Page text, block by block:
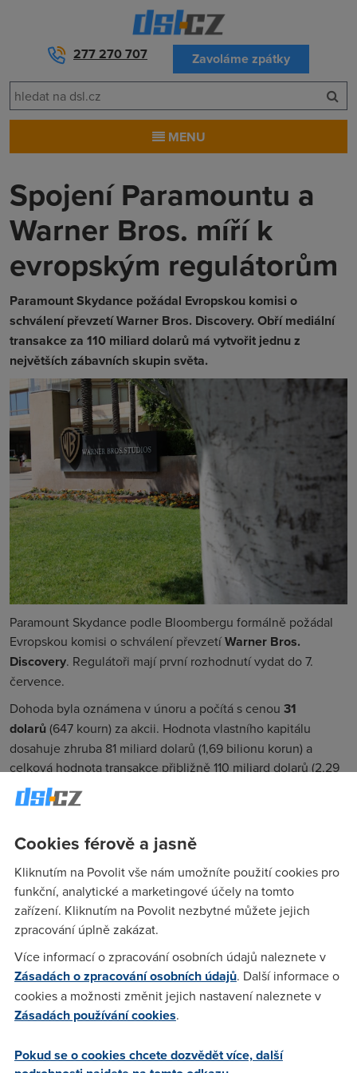
277 270 707 Zavoláme zpátky
MENU
Spojení Paramountu a
Warner Bros. míří k
evropským regulátorům
Paramount Skydance požádal Evropskou komisi o
schválení převzetí Warner Bros. Discovery. Obří mediální
transakce za 110 miliard dolarů má vytvořit jednu z
největších zábavních skupin světa.
Paramount Skydance podle Bloombergu formálně požádal
Evropskou komisi o schválení převzetíWarner Bros.
Discovery. Regulátoři mají první rozhodnutí vydat do 7.
července.
Dohoda byla oznámena v únoru a počítá s cenou 31
dolarů(647 kourn) za akcii. Hodnota vlastního kapitálu
dosahuje zhruba 81 miliard dolarů (1,69 bilionu korun) a
celková hodnota transakce přibližně 110 miliard dolarů (2,29
bilionu korun).
na dvě firmy. O společnost se zajímal také Netflix, nakonec
ale z jednání odešel a aktiva získal
Fúze by spojila rozsáhlé filmové a televizní knihovny. Na
jedné straně stojí značky jako Harry Potter, DC Comics a
HBO Max, na druhé Mission: Impossible, CBS a Paramount+.
Vedle EU ale ještě potřebují souhlas dalších regulátorů,
včetně úřadů v USA a Velké Británii.
Pokud dohoda projde, vznikne jedna z největších
by mohlo vytvořit streamovací službu s téměř200 miliony
předplatitelů.
Cookies férově a jasně
Kliknutím na Povolit vše nám umožníte použití cookies pro
funkční, analytické a marketingové účely na tomto
zařízení. Kliknutím na Povolit nezbytné můžete jejich
zpracování úplně zakázat.
Více informací o zpracování osobních údajů naleznete v
Zásadách o zpracování osobních údajů. Další informace o
cookies a možnosti změnit jejich nastavení naleznete v
Zásadách používání cookies.
Pokud se o cookies chcete dozvědět více, další